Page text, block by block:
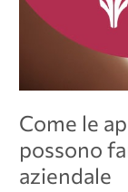
Come le
possono
aziendale